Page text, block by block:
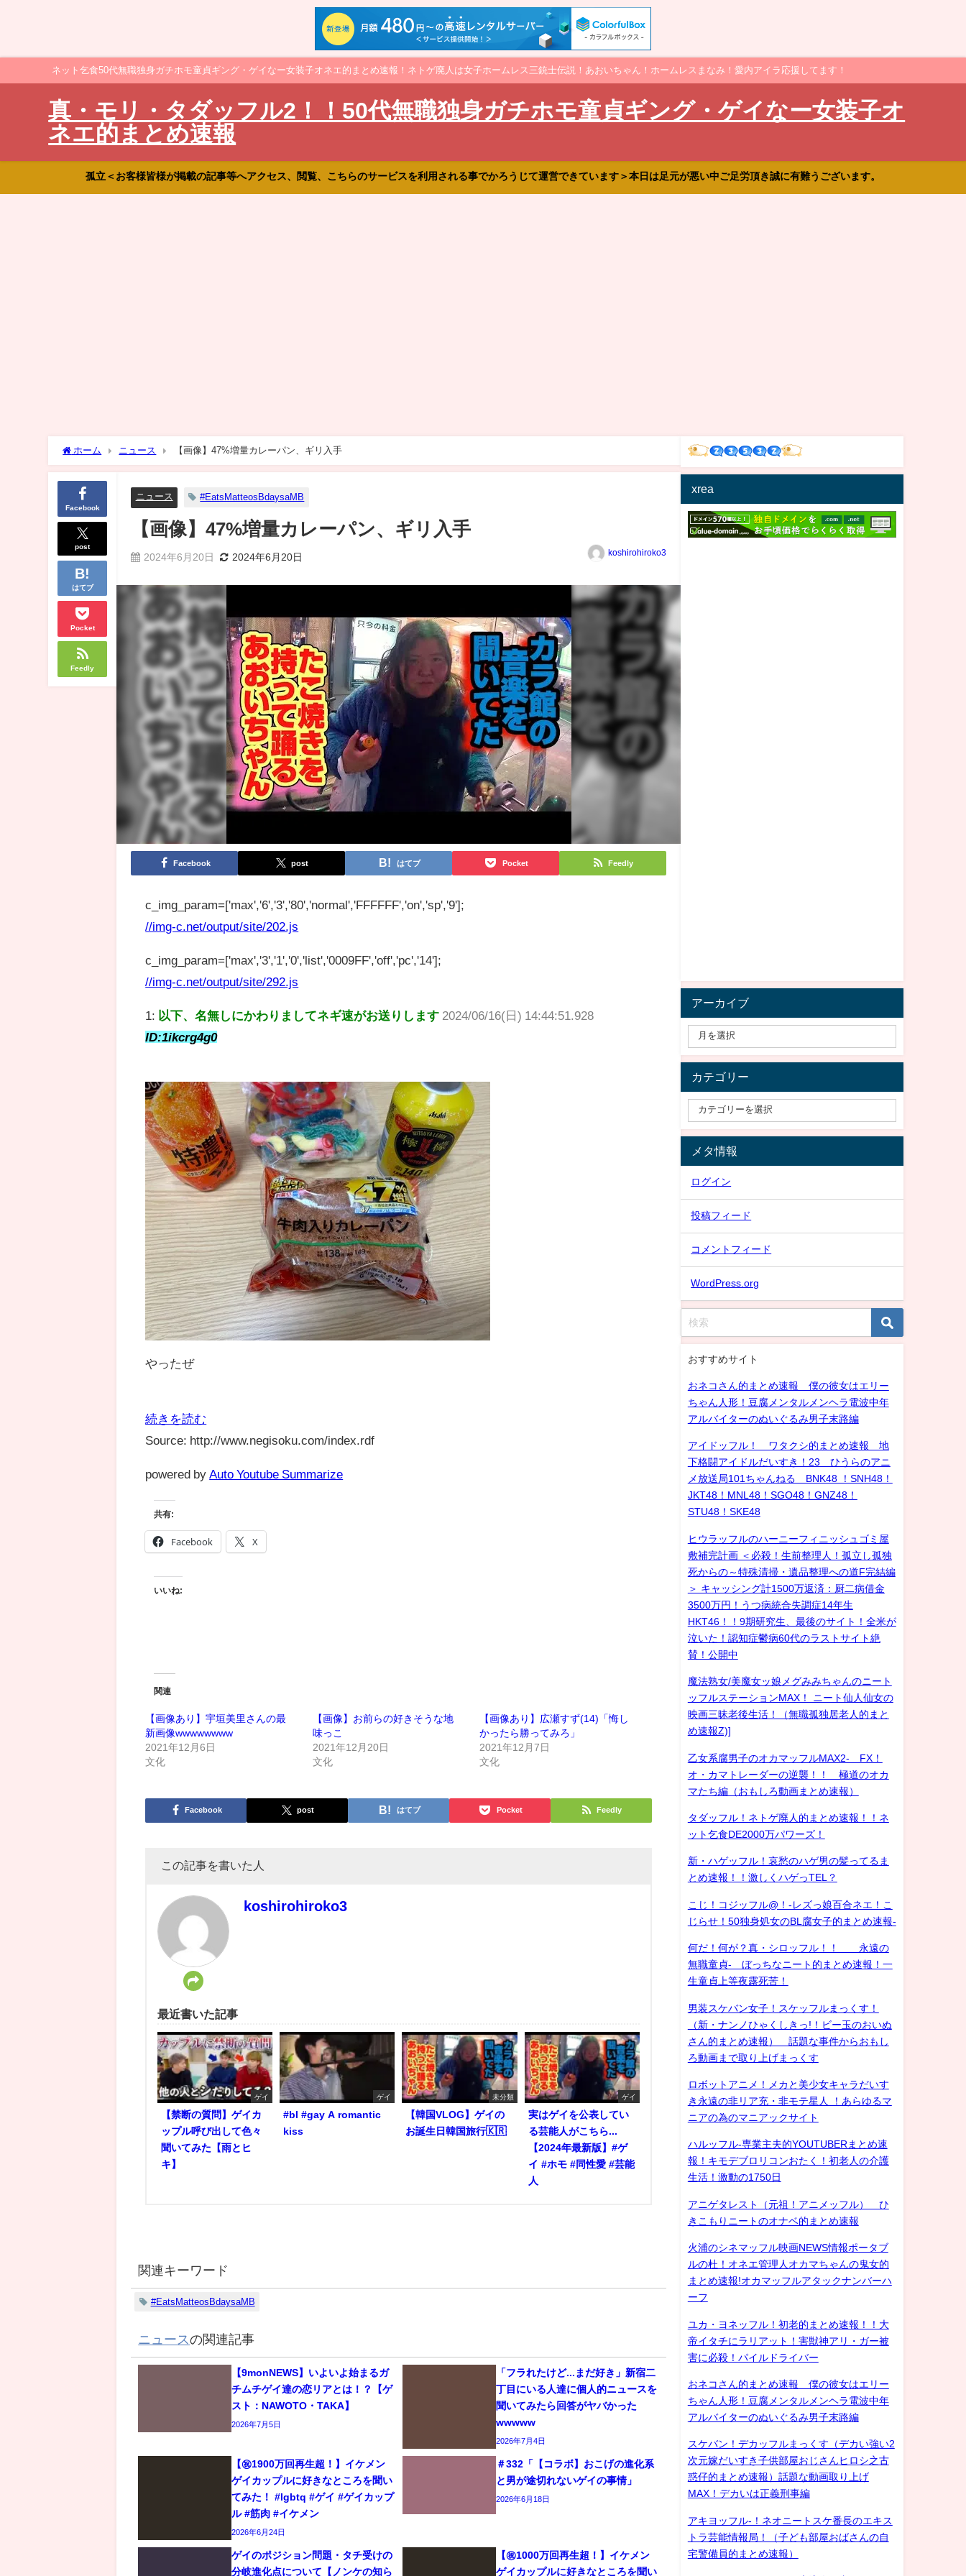
ネット乞食50代無職独身ガチホモ童貞ギング・ゲイなー女装子オネエ的まとめ速報！ネトゲ廃人は女子ホームレス三銃士伝説！あおいちゃん！ホームレスまなみ！愛内アイラ応援してます！
真・モリ・タダッフル2！！50代無職独身ガチホモ童貞ギング・ゲイなー女装子オ
ネエ的まとめ速報
孤立＜お客様皆様が掲載の記事等へアクセス、閲覧、こちらのサービスを利用される事でかろうじて運営できています＞本日は足元が悪い中ご足労頂き誠に有難うございます。
ホーム ニュース 【画像】47%増量カレーパン、ギリ入手
Facebook
post
はてブ
Pocket
Feedly
ニュース #EatsMatteosBdaysaMB
【画像】47%増量カレーパン、ギリ入手
2024年6月20日 2024年6月20日 koshirohiroko3
Facebook post はてブ Pocket Feedly
c_img_param=['max','6','3','80','normal','FFFFFF','on','sp','9'];
//img-c.net/output/site/202.js
c_img_param=['max','3','1','0','list','0009FF','off','pc','14'];
//img-c.net/output/site/292.js
1: 以下、名無しにかわりましてネギ速がお送りします 2024/06/16(日) 14:44:51.928
ID:1ikcrg4g0
やったぜ
続きを読む
Source: http://www.negisoku.com/index.rdf
powered by Auto Youtube Summarize
共有:
Facebook X
いいね:
関連
【画像あり】宇垣美里さんの最
新画像wwwwwwww
2021年12月6日
文化
【画像】お前らの好きそうな地
味っこ
2021年12月20日
文化
【画像あり】広瀬すず(14)「悔し
かったら勝ってみろ」
2021年12月7日
文化
Facebook post はてブ Pocket Feedly
この記事を書いた人
koshirohiroko3
最近書いた記事
ゲイ
【禁断の質問】ゲイカ
ップル呼び出して色々
聞いてみた【雨とヒ
キ】
ゲイ
#bl #gay A romantic
kiss
未分類
【韓国VLOG】ゲイの
お誕生日韓国旅行🇰🇷
ゲイ
実はゲイを公表してい
る芸能人がこちら...
【2024年最新版】#ゲ
イ #ホモ #同性愛 #芸能
人
関連キーワード
#EatsMatteosBdaysaMB
ニュースの関連記事
【9monNEWS】いよいよ始まるガ
チムチゲイ達の恋リアとは！？【ゲ
スト：NAWOTO・TAKA】
2026年7月5日
「フラれたけど...まだ好き」新宿二
丁目にいる人達に個人的ニュースを
聞いてみたら回答がヤバかった
wwwww
2026年7月4日
【㊗️1900万回再生超！】イケメン
ゲイカップルに好きなところを聞い
てみた！ #lgbtq #ゲイ #ゲイカップ
ル #筋肉 #イケメン
2026年6月24日
＃332「【コラボ】おこげの進化系
と男が途切れないゲイの事情」
2026年6月18日
ゲイのポジション問題・タチ受けの
分岐進化点について【ノンケの知ら
【㊗️1000万回再生超！】イケメン
ゲイカップルに好きなところを聞い
xrea
アーカイブ
カテゴリー
メタ情報
ログイン
投稿フィード
コメントフィード
WordPress.org
おすすめサイト
おネコさん的まとめ速報 僕の彼女はエリー
ちゃん人形！豆腐メンタルメンヘラ電波中年
アルバイターのぬいぐるみ男子末路編
アイドッフル！ ワタクシ的まとめ速報 地
下格闘アイドルだいすき！23 ひうらのアニ
メ放送局101ちゃんねる BNK48 ！SNH48！
JKT48！MNL48！SGO48！GNZ48！
STU48！SKE48
ヒウラッフルのハーニーフィニッシュゴミ屋
敷補完計画 ＜必殺！生前整理人！孤立し孤独
死からの～特殊清掃・遺品整理への道F完結編
＞ キャッシング計1500万返済：厨二病借金
3500万円！うつ病統合失調症14年生
HKT46！！9期研究生、最後のサイト！全米が
泣いた！認知症鬱病60代のラストサイト絶
賛！公開中
魔法熟女/美魔女ッ娘メグみみちゃんのニート
ッフルステーションMAX！ ニート仙人仙女の
映画三昧老後生活！（無職孤独居老人的まと
め速報Z)]
乙女系腐男子のオカマッフルMAX2- FX！
オ・カマトレーダーの逆襲！！ 極道のオカ
マたち編（おもしろ動画まとめ速報）
タダッフル！ネトゲ廃人的まとめ速報！！ネ
ット乞食DE2000万パワーズ！
新・ハゲッフル！哀愁のハゲ男の髪ってるま
とめ速報！！激しくハゲっTEL？
こじ！コジッフル@！-レズっ娘百合ネエ！こ
じらせ！50独身処女のBL腐女子的まとめ速報-
何だ！何が？真・シロッフル！！ 永遠の
無職童貞- ぼっちなニート的まとめ速報！一
生童貞上等夜露死苦！
男装スケバン女子！スケッフルまっくす！
（新・ナンノひゃくしきっ!！ビー玉のおいぬ
さん的まとめ速報） 話題な事件からおもし
ろ動画まで取り上げまっくす
ロボットアニメ！メカと美少女キャラだいす
き永遠の非リア充・非モテ星人 ！あらゆるマ
ニアの為のマニアックサイト
ハルッフル-専業主夫的YOUTUBERまとめ速
報！キモデブロリコンおたく！初老人の介護
生活！激動の1750日
アニゲタレスト（元祖！アニメッフル） ひ
きこもりニートのオナベ的まとめ速報
火浦のシネマッフル映画NEWS情報ポータブ
ルの杜！オネエ管理人オカマちゃんの鬼女的
まとめ速報!オカマッフルアタックナンバーハ
ーフ
ユカ・ヨネッフル！初老的まとめ速報！！大
帝イタチにラリアット！害獣神アリ・ガー被
害に必殺！パイルドライバー
おネコさん的まとめ速報 僕の彼女はエリー
ちゃん人形！豆腐メンタルメンヘラ電波中年
アルバイターのぬいぐるみ男子末路編
スケバン！デカッフルまっくす（デカい強い2
次元嫁だいすき子供部屋おじさんヒロシ之古
惑仔的まとめ速報）話題な動画取り上げ
MAX！デカいは正義刑事編
アキヨッフル-！ネオニートスケ番長のエキス
トラ芸能情報局！（子ども部屋おばさんの自
宅警備員的まとめ速報）